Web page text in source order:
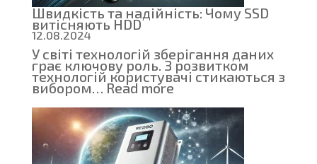
Швидкість та надійність: Чому SSD
витісняють HDD
12.08.2024
У світі технологій зберігання даних
грає ключову роль. З розвитком
технологій користувачі стикаються з
вибором…Read more:
Швидкість
та
надійність:
Чому
SSD
витісняють